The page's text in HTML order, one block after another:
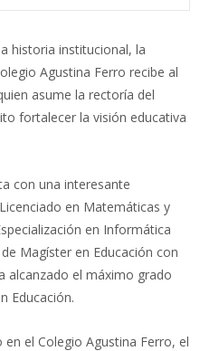
historia institucional, la
Agustina Ferro recibe al
asume la rectoría del
fortalecer la visión educativa
con una interesante
en Matemáticas y
en Informática
Magíster en Educación con
alcanzado el máximo grado
Educación.
el Colegio Agustina Ferro, el